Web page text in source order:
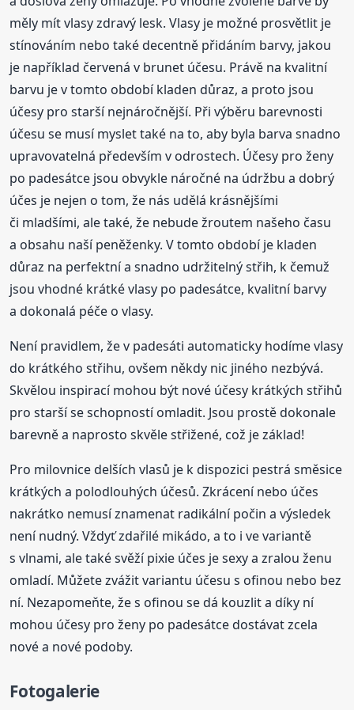
měly mít vlasy zdravý lesk. Vlasy je možné prosvětlit je
stínováním nebo také decentně přidáním barvy, jakou
je například červená v brunet účesu. Právě na kvalitní
barvu je v tomto období kladen důraz, a proto jsou
účesy pro starší nejnáročnější. Při výběru barevnosti
účesu se musí myslet také na to, aby byla barva snadno
upravovatelná především v odrostech. Účesy pro ženy
po padesátce jsou obvykle náročné na údržbu a dobrý
účes je nejen o tom, že nás udělá krásnějšími
či mladšími, ale také, že nebude žroutem našeho času
a obsahu naší peněženky. V tomto období je kladen
důraz na perfektní a snadno udržitelný střih, k čemuž
jsou vhodné krátké vlasy po padesátce, kvalitní barvy
a dokonalá péče o vlasy.
Není pravidlem, že v padesáti automaticky hodíme vlasy
do krátkého střihu, ovšem někdy nic jiného nezbývá.
Skvělou inspirací mohou být nové účesy krátkých střihů
pro starší se schopností omladit. Jsou prostě dokonale
barevně a naprosto skvěle střižené, což je základ!
Pro milovnice delších vlasů je k dispozici pestrá směsice
krátkých a polodlouhých účesů. Zkrácení nebo účes
nakrátko nemusí znamenat radikální počin a výsledek
není nudný. Vždyť zdařilé mikádo, a to i ve variantě
s vlnami, ale také svěží pixie účes je sexy a zralou ženu
omladí. Můžete zvážit variantu účesu s ofinou nebo bez
ní. Nezapomeňte, že s ofinou se dá kouzlit a díky ní
mohou účesy pro ženy po padesátce dostávat zcela
nové a nové podoby.
Fotogalerie